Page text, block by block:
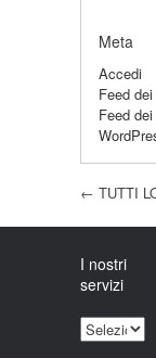
Meta
Accedi
Feed
Feed
Post
← TUTTI
I nostri
servizi
nostri